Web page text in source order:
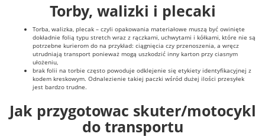
Torby, walizki i plecaki
Torba, walizka, plecak – czyli opakowania materiałowe muszą być owinięte
dokładnie folią typu stretch wraz z rączkami, uchwytami i kółkami, które nie są
potrzebne kurierom do na przykład: ciągnięcia czy przenoszenia, a wręcz
utrudniają transport ponieważ mogą uszkodzić inny karton przy ciasnym
ułożeniu,
brak folii na torbie często powoduje odklejenie się etykiety identyfikacyjnej z
kodem kreskowym. Odnalezienie takiej paczki wśród dużej ilości przesyłek
jest bardzo trudne.
Jak przygotowac skuter/motocykl
do transportu